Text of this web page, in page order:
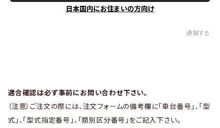
日本国内にお住まいの方向け
通報する
適合確認は必ず事前にお問い合わせ下さい。
（注意）ご注文の際には、注文フォームの備考欄に「車台番号」、「型
式」、「型式指定番号」、「類別区分番号」をご記入下さい。